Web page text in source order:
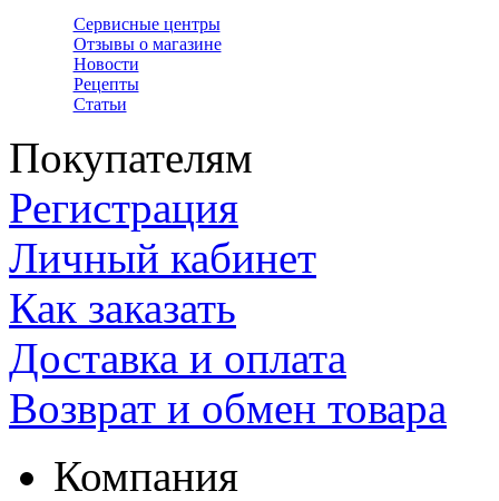
Сервисные центры
Отзывы о магазине
Новости
Рецепты
Статьи
Покупателям
Регистрация
Личный кабинет
Как заказать
Доставка и оплата
Возврат и обмен товара
Компания